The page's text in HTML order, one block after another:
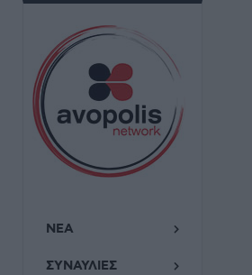
ΝΕΑ
ΣΥΝΑΥΛΙΕΣ